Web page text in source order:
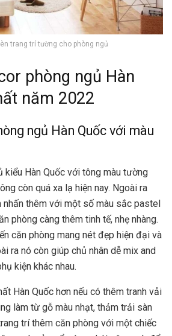
trang trí tường cho phòng ngủ
phòng ngủ Hàn
năm 2022
ngủ Hàn Quốc với màu
kiểu Hàn Quốc với tông màu tường
còn quá xa lạ hiện nay. Ngoài ra
nhấn thêm với một số màu sắc pastel
phòng càng thêm tinh tế, nhẹ nhàng.
căn phòng mang nét đẹp hiện đại và
ra nó còn giúp chủ nhân dễ mix and
kiện khác nhau.
Hàn Quốc hơn nếu có thêm tranh vải
làm từ gỗ màu nhạt, thảm trải sàn
trí thêm căn phòng với một chiếc